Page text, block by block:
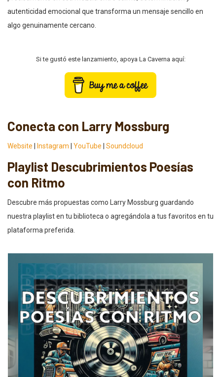
autenticidad emocional que transforma un mensaje sencillo en
algo genuinamente cercano.
Si te gustó este lanzamiento, apoya La Caverna aquí:
Conecta con Larry Mossburg
Website Instagram YouTube Soundcloud
Playlist Descubrimientos Poesías
con Ritmo
Descubre más propuestas como Larry Mossburg guardando
nuestra playlist en tu biblioteca o agregándola a tus favoritos en tu
plataforma preferida.